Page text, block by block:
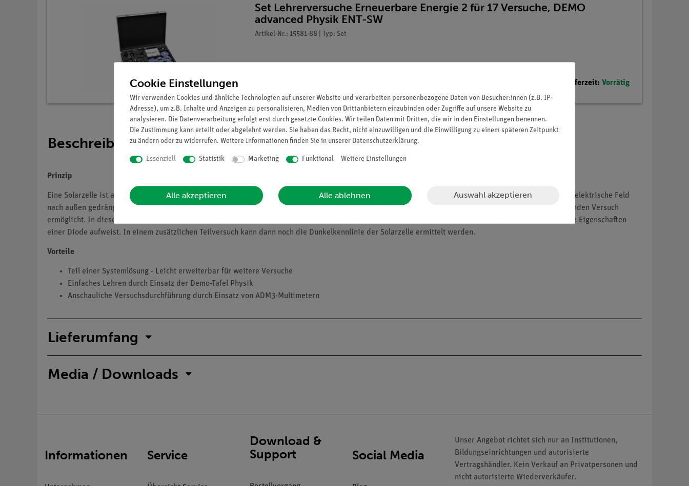
Set Lehrerversuche Erneuerbare Energie 2 für 17 Versuche, DEMO
advanced Physik ENT-SW
Artikel-Nr.: 15581-88 | Typ: Set
Lieferzeit: Vorrätig
Beschreibung
Prinzip
Eine Solarzelle ist aus einer p-dotierten und einer n-dotierten Schicht aufgebaut. Bei Lichteinfall entstehen jeweils freie Ladungsträger, welche durch das elektrische Feld
nach außen gedrängt werden und so eine Spannung erzeugen. Durch diesen Aufbau ist die Orientierung der Spannung eindeutig festgelegt, was den folgenden Versuch
ermöglicht. In diesem Versuch wird eine Spannung an die abgedunkelte Solarzelle angelegt, um an einem einfachen Beispiel zu zeigen, dass die Solarzelle Eigenschaften
einer Diode aufweist. In einem zusätzlichen Teilversuch kann dann noch die Dunkelkennlinie der Solarzelle ermittelt werden.
Vorteile
Teil einer Systemlösung - Leicht erweiterbar für weitere Versuche
Einfaches Lehren durch Einsatz der Demo-Tafel Physik
Anschauliche Versuchsdurchführung durch Einsatz von ADM3-Multimetern
Lieferumfang
Media / Downloads
Informationen Service
Download &
Support
Social Media
Unser Angebot richtet sich nur an Institutionen,
Bildungseinrichtungen und autorisierte
Vertragshändler. Kein Verkauf an Privatpersonen und
nicht autorisierte Wiederverkäufer.
Cookie Einstellungen
Wir verwenden Cookies und ähnliche Technologien auf unserer Website und verarbeiten personenbezogene Daten von Besucher:innen (z.B. IP-
Adresse), um z.B. Inhalte und Anzeigen zu personalisieren, Medien von Drittanbietern einzubinden oder Zugriffe auf unsere Website zu
analysieren. Die Datenverarbeitung erfolgt erst durch gesetzte Cookies. Wir teilen Daten mit Dritten, die wir in den Einstellungen benennen.
Die Zustimmung kann erteilt oder abgelehnt werden. Sie haben das Recht, nicht einzuwilligen und die Einwilligung zu einem späteren Zeitpunkt
zu ändern oder zu widerrufen. Weitere Informationen finden Sie in unserer Daten­schutz­erklärung.
Essenziell Statistik Marketing Funktional Weitere Einstellungen
Alle akzeptieren Alle ablehnen Auswahl akzeptieren